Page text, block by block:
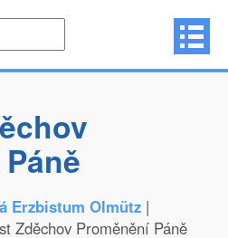
Erzbistum Olmütz |
Zděchov Proměnění Páně